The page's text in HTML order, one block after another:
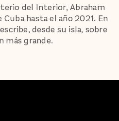
del Interior, Abraham
hasta el año 2021. En
desde su isla, sobre
más grande.